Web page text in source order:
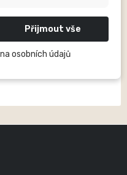
Přijmout vše
osobních údajů